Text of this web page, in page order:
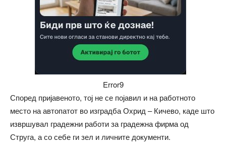
Error9
Според пријавеното, тој не се појавил и на работното
место на автопатот во изградба Охрид – Кичево, каде што
извршувал градежни работи за градежна фирма од
Струга, а со себе ги зел и личните документи.